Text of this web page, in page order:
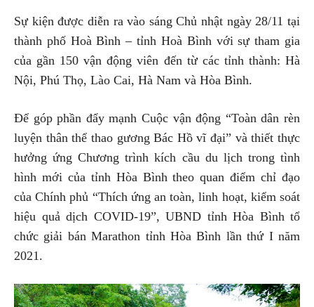
Sự kiện được diễn ra vào sáng Chủ nhật ngày 28/11 tại
thành phố Hoà Bình – tỉnh Hoà Bình với sự tham gia
của gần 150 vận động viên đến từ các tỉnh thành: Hà
Nội, Phú Thọ, Lào Cai, Hà Nam và Hòa Bình.
Để góp phần đẩy mạnh Cuộc vận động “Toàn dân rèn
luyện thân thể thao gương Bác Hồ vĩ đại” và thiết thực
hưởng ứng Chương trình kích cầu du lịch trong tình
hình mới của tỉnh Hòa Bình theo quan điểm chỉ đạo
của Chính phủ “Thích ứng an toàn, linh hoạt, kiểm soát
hiệu quả dịch COVID-19”, UBND tỉnh Hòa Bình tổ
chức giải bán Marathon tỉnh Hòa Bình lần thứ I năm
2021.